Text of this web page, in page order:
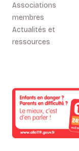
Associations
membres
Actualités et
ressources